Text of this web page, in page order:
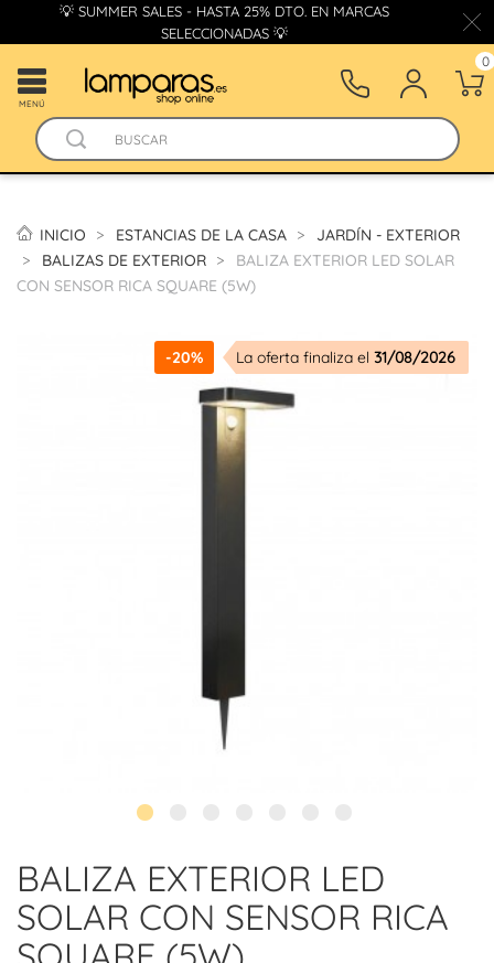
💡 SUMMER SALES - HASTA 25% DTO. EN MARCAS
SELECCIONADAS 💡
MENÚ
0
INICIO ESTANCIAS DE LA CASA
JARDÍN - EXTERIOR
BALIZAS DE EXTERIOR
BALIZA EXTERIOR LED SOLAR
CON SENSOR RICA SQUARE (5W)
-20% La oferta finaliza el 31/08/2026
BALIZA EXTERIOR LED
SOLAR CON SENSOR RICA